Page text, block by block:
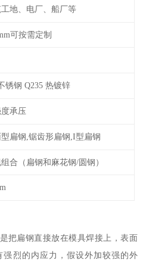
地、电厂、船厂等
可按需定制
锈钢 Q235 热镀锌
承压
扁钢,锯齿形扁钢,I型扁钢
合（扁钢和麻花钢/圆钢）
把扁钢直接放在模具焊接上，表面
烈的内应力，假设外加较强的外